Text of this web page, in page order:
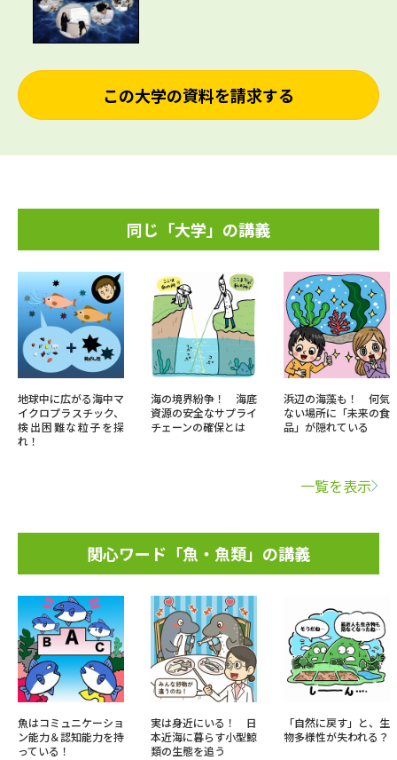
この大学の資料を請求する
同じ「大学」の講義
地球中に広がる海中マ
イクロプラスチック、
検出困難な粒子を探
れ！
海の境界紛争！ 海底
資源の安全なサプライ
チェーンの確保とは
浜辺の海藻も！ 何気
ない場所に「未来の食
品」が隠れている
一覧を表示
関心ワード「魚・魚類」の講義
魚はコミュニケーショ
ン能力＆認知能力を持
っている！
実は身近にいる！ 日
本近海に暮らす小型鯨
類の生態を追う
「自然に戻す」と、生
物多様性が失われる？